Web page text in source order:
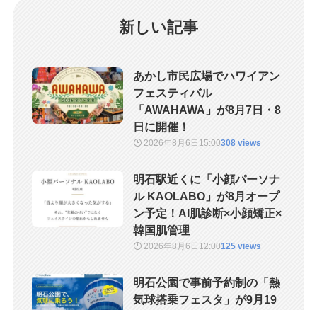
新しい記事
あかし市民広場でハワイアン
フェスティバル
「AWAHAWA」が8月7日・8
日に開催！
2026年8月6日 15:00308 views
明石駅近くに「小顔パーソナ
ル KAOLABO」が8月オープ
ン予定！AI肌診断×小顔矯正×
韓国肌管理
2026年8月6日 12:00125 views
明石公園で事前予約制の「熱
気球搭乗フェスタ」が9月19